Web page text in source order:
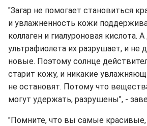
"Загар не помогает становиться
и увлажненность кожи
коллаген и гиалуроновая кислота.
ультрафиолета их разрушает, и не
новые. Поэтому солнце
старит кожу, и никакие
не остановят. Потому что
могут удержать, разрушены", -
"Помните, что вы самые красивые,